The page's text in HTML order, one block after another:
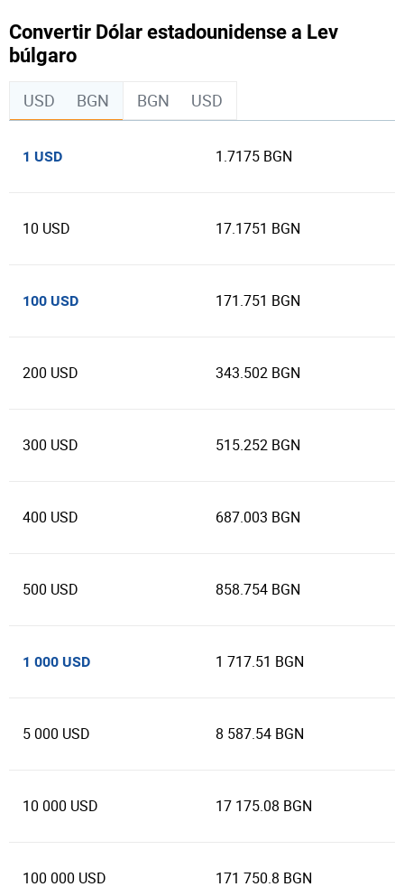
Convertir Dólar estadounidense a Lev
búlgaro
USD BGN BGN USD
1 USD 1.7175 BGN
10 USD 17.1751 BGN
100 USD 171.751 BGN
200 USD 343.502 BGN
300 USD 515.252 BGN
400 USD 687.003 BGN
500 USD 858.754 BGN
1 000 USD 1 717.51 BGN
5 000 USD 8 587.54 BGN
10 000 USD 17 175.08 BGN
100 000 USD 171 750.8 BGN